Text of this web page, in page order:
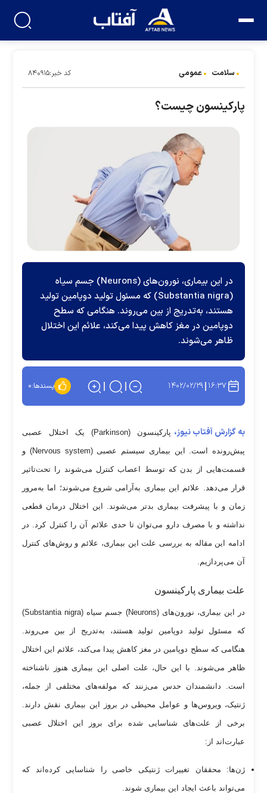
سلامت عمومی کد خبر:۸۴۰۹۱۵
پارکینسون چیست؟
در این بیماری، نورون‌های (Neurons) جسم سیاه
(Substantia nigra) که مسئول تولید دوپامین تولید
هستند، به‌تدریج از بین می‌روند. هنگامی که سطح
دوپامین در مغز کاهش پیدا می‌کند، علائم این اختلال
ظاهر می‌شوند.
۱۶:۳۷ ۱۴۰۲/۰۲/۲۹ پسندها:۰
به گزارش آفتاب نیوز، پارکینسون (Parkinson) یک اختلال عصبی
پیش‌رونده است. این بیماری سیستم عصبی (Nervous system) و
قسمت‌هایی از بدن که توسط اعصاب کنترل می‌شوند را تحت‌تاثیر
قرار می‌دهد. علائم این بیماری به‌آرامی شروع می‌شوند؛ اما به‌مرور
زمان و با پیشرفت بیماری بدتر می‌شوند. این اختلال درمان قطعی
نداشته و با مصرف دارو می‌توان تا حدی علائم آن را کنترل کرد. در
ادامه این مقاله به بررسی علت این بیماری، علائم و روش‌های کنترل
آن می‌پردازیم.
علت بیماری پارکینسون
در این بیماری، نورون‌های (Neurons) جسم سیاه (Substantia nigra)
که مسئول تولید دوپامین تولید هستند، به‌تدریج از بین می‌روند.
هنگامی که سطح دوپامین در مغز کاهش پیدا می‌کند، علائم این اختلال
ظاهر می‌شوند. با این حال، علت اصلی این بیماری هنوز ناشناخته
است. دانشمندان حدس می‌زنند که مولفه‌های مختلفی از جمله،
ژنتیک، ویروس‌ها و عوامل محیطی در بروز این بیماری نقش دارند.
برخی از علت‌های شناسایی شده برای بروز این اختلال عصبی
عبارت‌اند از:
ژن‌ها: محققان تغییرات ژنتیکی خاصی را شناسایی کرده‌اند که
می‌تواند باعث ایجاد این بیماری شوند.